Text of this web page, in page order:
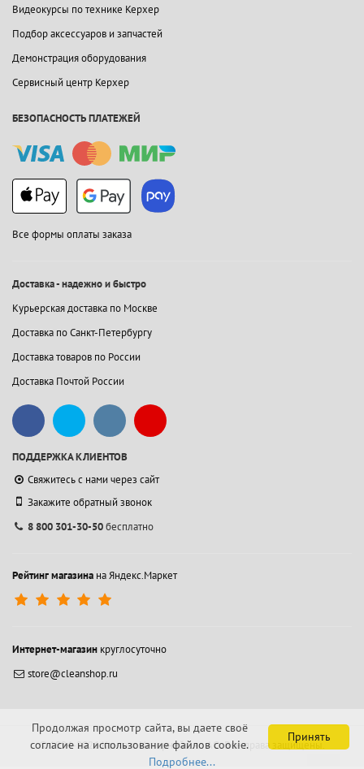
Видеокурсы по технике Керхер
Подбор аксессуаров и запчастей
Демонстрация оборудования
Сервисный центр Керхер
БЕЗОПАСНОСТЬ ПЛАТЕЖЕЙ
Все формы оплаты заказа
Доставка - надежно и быстро
Курьерская доставка по Москве
Доставка по Санкт-Петербургу
Доставка товаров по России
Доставка Почтой России
ПОДДЕРЖКА КЛИЕНТОВ
Свяжитесь с нами через сайт
Закажите обратный звонок
8 800 301-30-50бесплатно
Рейтинг магазина на Яндекс.Маркет
Интернет-магазин круглосуточно
store@cleanshop.ru
© 1994-2026 Контакт Интернейшнл АО.Все права защищены.
Принять
Продолжая просмотр сайта, вы даете своё
согласие на использование файлов cookie.
Подробнее...